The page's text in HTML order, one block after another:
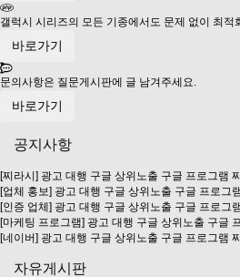
갤럭시 시리즈의 모든 기종에서도 문제 없이 최적
바로가기
문의사항은 질문게시판에 글 남겨주세요.
바로가기
공지사항
[찌​라시​] 광고 대행 구글 상위​노출 구글 프로​그램
[업​체 홍보​] 광고 대행 구글 상위​노출 구글 프로​그
[인​증 업체​] 광고 대행 구글 상위​노출 구글 프로​그
[마​케팅 프로​그램​] 광고 대행 구글 상위​노출 구글
[네​이버​] 광고 대행 구글 상위​노출 구글 프로​그램
자유게시판